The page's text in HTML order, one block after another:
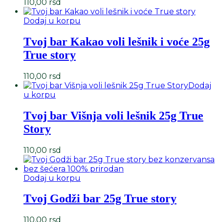
110,00 rsd
Dodaj u korpu
Tvoj bar Kakao voli lešnik i voće 25g
True story
110,00 rsd
Dodaj
u korpu
Tvoj bar Višnja voli lešnik 25g True
Story
110,00 rsd
Dodaj u korpu
Tvoj Godži bar 25g True story
110,00 rsd